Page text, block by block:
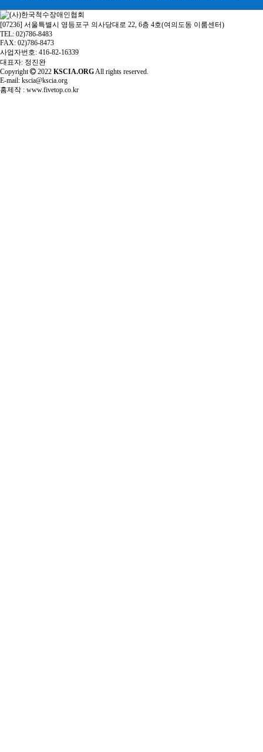
[07236] 서울특별시 영등포구 의사당대로 22, 6층 4호(여의도동 이룸센터)
TEL: 02)786-8483
FAX: 02)786-8473
사업자번호: 416-82-16339
대표자: 정진완
Copyright
2022 KSCIA.ORGAll rights reserved.
E-mail: kscia@kscia.org
홈제작 : www.fivetop.co.kr